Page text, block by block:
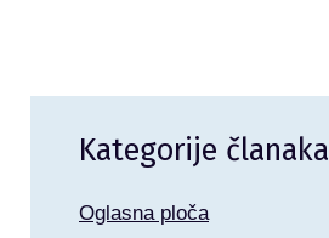
Kategorije članaka
Oglasna ploča